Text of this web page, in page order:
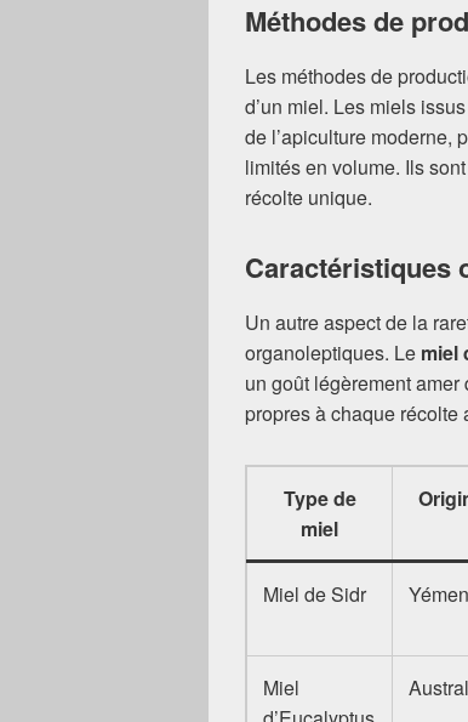
Méthodes de
Les méthodes de
d’un miel. Les miels
de l’apiculture moderne,
limités en volume. Ils
récolte unique.
Caractéristiques
Un autre aspect de la
organoleptiques. Le miel
un goût légèrement
propres à chaque récolte
Type de
miel
Miel de Sidr Yémen
Miel